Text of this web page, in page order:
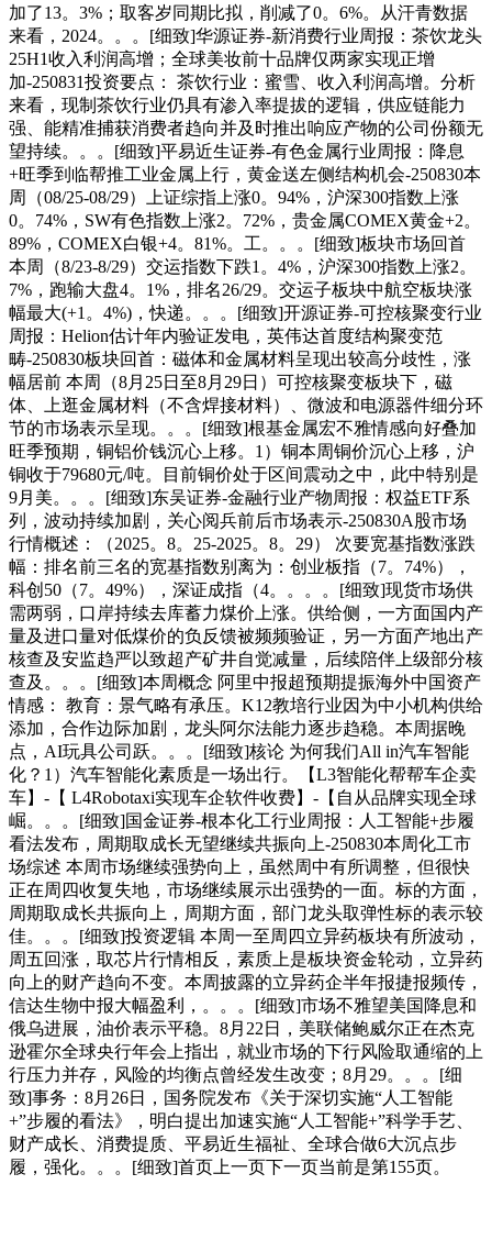
加了13。3%；取客岁同期比拟，削减了0。6%。从汗青数据
来看，2024。。。[细致]华源证券-新消费行业周报：茶饮龙头
25H1收入利润高增；全球美妆前十品牌仅两家实现正增
加-250831投资要点： 茶饮行业：蜜雪、收入利润高增。分析
来看，现制茶饮行业仍具有渗入率提拔的逻辑，供应链能力
强、能精准捕获消费者趋向并及时推出响应产物的公司份额无
望持续。。。[细致]平易近生证券-有色金属行业周报：降息
+旺季到临帮推工业金属上行，黄金送左侧结构机会-250830本
周（08/25-08/29）上证综指上涨0。94%，沪深300指数上涨
0。74%，SW有色指数上涨2。72%，贵金属COMEX黄金+2。
89%，COMEX白银+4。81%。工。。。[细致]板块市场回首
本周（8/23-8/29）交运指数下跌1。4%，沪深300指数上涨2。
7%，跑输大盘4。1%，排名26/29。交运子板块中航空板块涨
幅最大(+1。4%)，快递。。。[细致]开源证券-可控核聚变行业
周报：Helion估计年内验证发电，英伟达首度结构聚变范
畴-250830板块回首：磁体和金属材料呈现出较高分歧性，涨
幅居前 本周（8月25日至8月29日）可控核聚变板块下，磁
体、上逛金属材料（不含焊接材料）、微波和电源器件细分环
节的市场表示呈现。。。[细致]根基金属宏不雅情感向好叠加
旺季预期，铜铝价钱沉心上移。1）铜本周铜价沉心上移，沪
铜收于79680元/吨。目前铜价处于区间震动之中，此中特别是
9月美。。。[细致]东吴证券-金融行业产物周报：权益ETF系
列，波动持续加剧，关心阅兵前后市场表示-250830A股市场
行情概述：（2025。8。25-2025。8。29） 次要宽基指数涨跌
幅：排名前三名的宽基指数别离为：创业板指（7。74%），
科创50（7。49%），深证成指（4。。。。[细致]现货市场供
需两弱，口岸持续去库蓄力煤价上涨。供给侧，一方面国内产
量及进口量对低煤价的负反馈被频频验证，另一方面产地出产
核查及安监趋严以致超产矿井自觉减量，后续陪伴上级部分核
查及。。。[细致]本周概念 阿里中报超预期提振海外中国资产
情感： 教育：景气略有承压。K12教培行业因为中小机构供给
添加，合作边际加剧，龙头阿尔法能力逐步趋稳。本周据晚
点，AI玩具公司跃。。。[细致]核论 为何我们All in汽车智能
化？1）汽车智能化素质是一场出行。【L3智能化帮帮车企卖
车】-【 L4Robotaxi实现车企软件收费】-【自从品牌实现全球
崛。。。[细致]国金证券-根本化工行业周报：人工智能+步履
看法发布，周期取成长无望继续共振向上-250830本周化工市
场综述 本周市场继续强势向上，虽然周中有所调整，但很快
正在周四收复失地，市场继续展示出强势的一面。标的方面，
周期取成长共振向上，周期方面，部门龙头取弹性标的表示较
佳。。。[细致]投资逻辑 本周一至周四立异药板块有所波动，
周五回涨，取芯片行情相反，素质上是板块资金轮动，立异药
向上的财产趋向不变。本周披露的立异药企半年报捷报频传，
信达生物中报大幅盈利，。。。[细致]市场不雅望美国降息和
俄乌进展，油价表示平稳。8月22日，美联储鲍威尔正在杰克
逊霍尔全球央行年会上指出，就业市场的下行风险取通缩的上
行压力并存，风险的均衡点曾经发生改变；8月29。。。[细
致]事务：8月26日，国务院发布《关于深切实施“人工智能
+”步履的看法》，明白提出加速实施“人工智能+”科学手艺、
财产成长、消费提质、平易近生福祉、全球合做6大沉点步
履，强化。。。[细致]首页上一页下一页当前是第155页。